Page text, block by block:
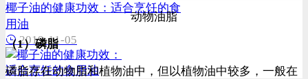
动物油脂
（1）磷脂
磷脂存在动物脂和植物油中，但以植物油中较多，一般在
椰子油的健康功效：适合烹饪的食
用油
2019-11-05